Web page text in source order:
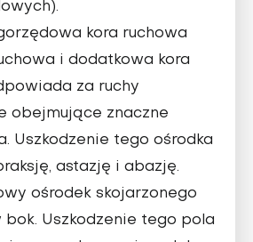
kora ruchowa
i dodatkowa kora
za ruchy
obejmujące znaczne
Uszkodzenie tego ośrodka
astazję i abazję.
ośrodek skojarzonego
Uszkodzenie tego pola